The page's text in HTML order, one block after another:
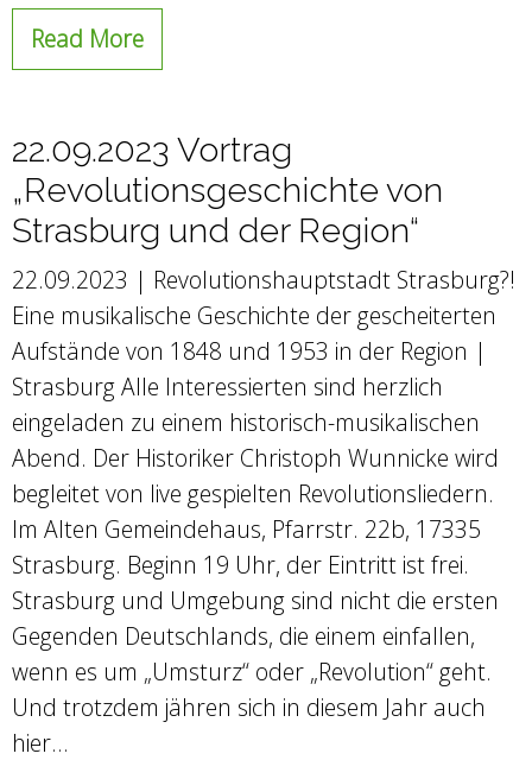
Read More
22.09.2023 Vortrag
„Revolutionsgeschichte von
Strasburg und der Region“
22.09.2023 | Revolutionshauptstadt Strasburg?!
Eine musikalische Geschichte der gescheiterten
Aufstände von 1848 und 1953 in der Region |
Strasburg Alle Interessierten sind herzlich
eingeladen zu einem historisch-musikalischen
Abend. Der Historiker Christoph Wunnicke wird
begleitet von live gespielten Revolutionsliedern.
Im Alten Gemeindehaus, Pfarrstr. 22b, 17335
Strasburg. Beginn 19 Uhr, der Eintritt ist frei.
Strasburg und Umgebung sind nicht die ersten
Gegenden Deutschlands, die einem einfallen,
wenn es um „Umsturz“ oder „Revolution“ geht.
Und trotzdem jähren sich in diesem Jahr auch
hier…